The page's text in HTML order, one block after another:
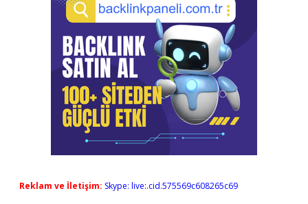
Reklam ve İletişim: Skype: live:.cid.575569c608265c69